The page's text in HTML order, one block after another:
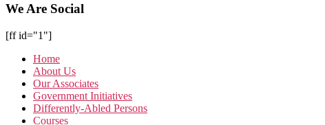
We Are Social
[ff id="1"]
Home
About Us
Our Associates
Government Initiatives
Differently-Abled Persons
Courses